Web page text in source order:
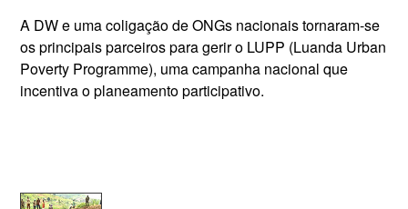
A DW e uma coligação de ONGs nacionais tornaram-se
os principais parceiros para gerir o LUPP (Luanda Urban
Poverty Programme), uma campanha nacional que
incentiva o planeamento participativo.